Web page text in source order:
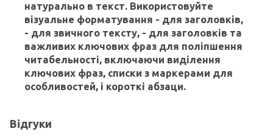
натурально в текст. Використовуйте
візуальне форматування - для заголовків,
- для звичного тексту, - для заголовків та
важливих ключових фраз для поліпшення
читабельності, включаючи виділення
ключових фраз, списки з маркерами для
особливостей, і короткі абзаци.
Відгуки